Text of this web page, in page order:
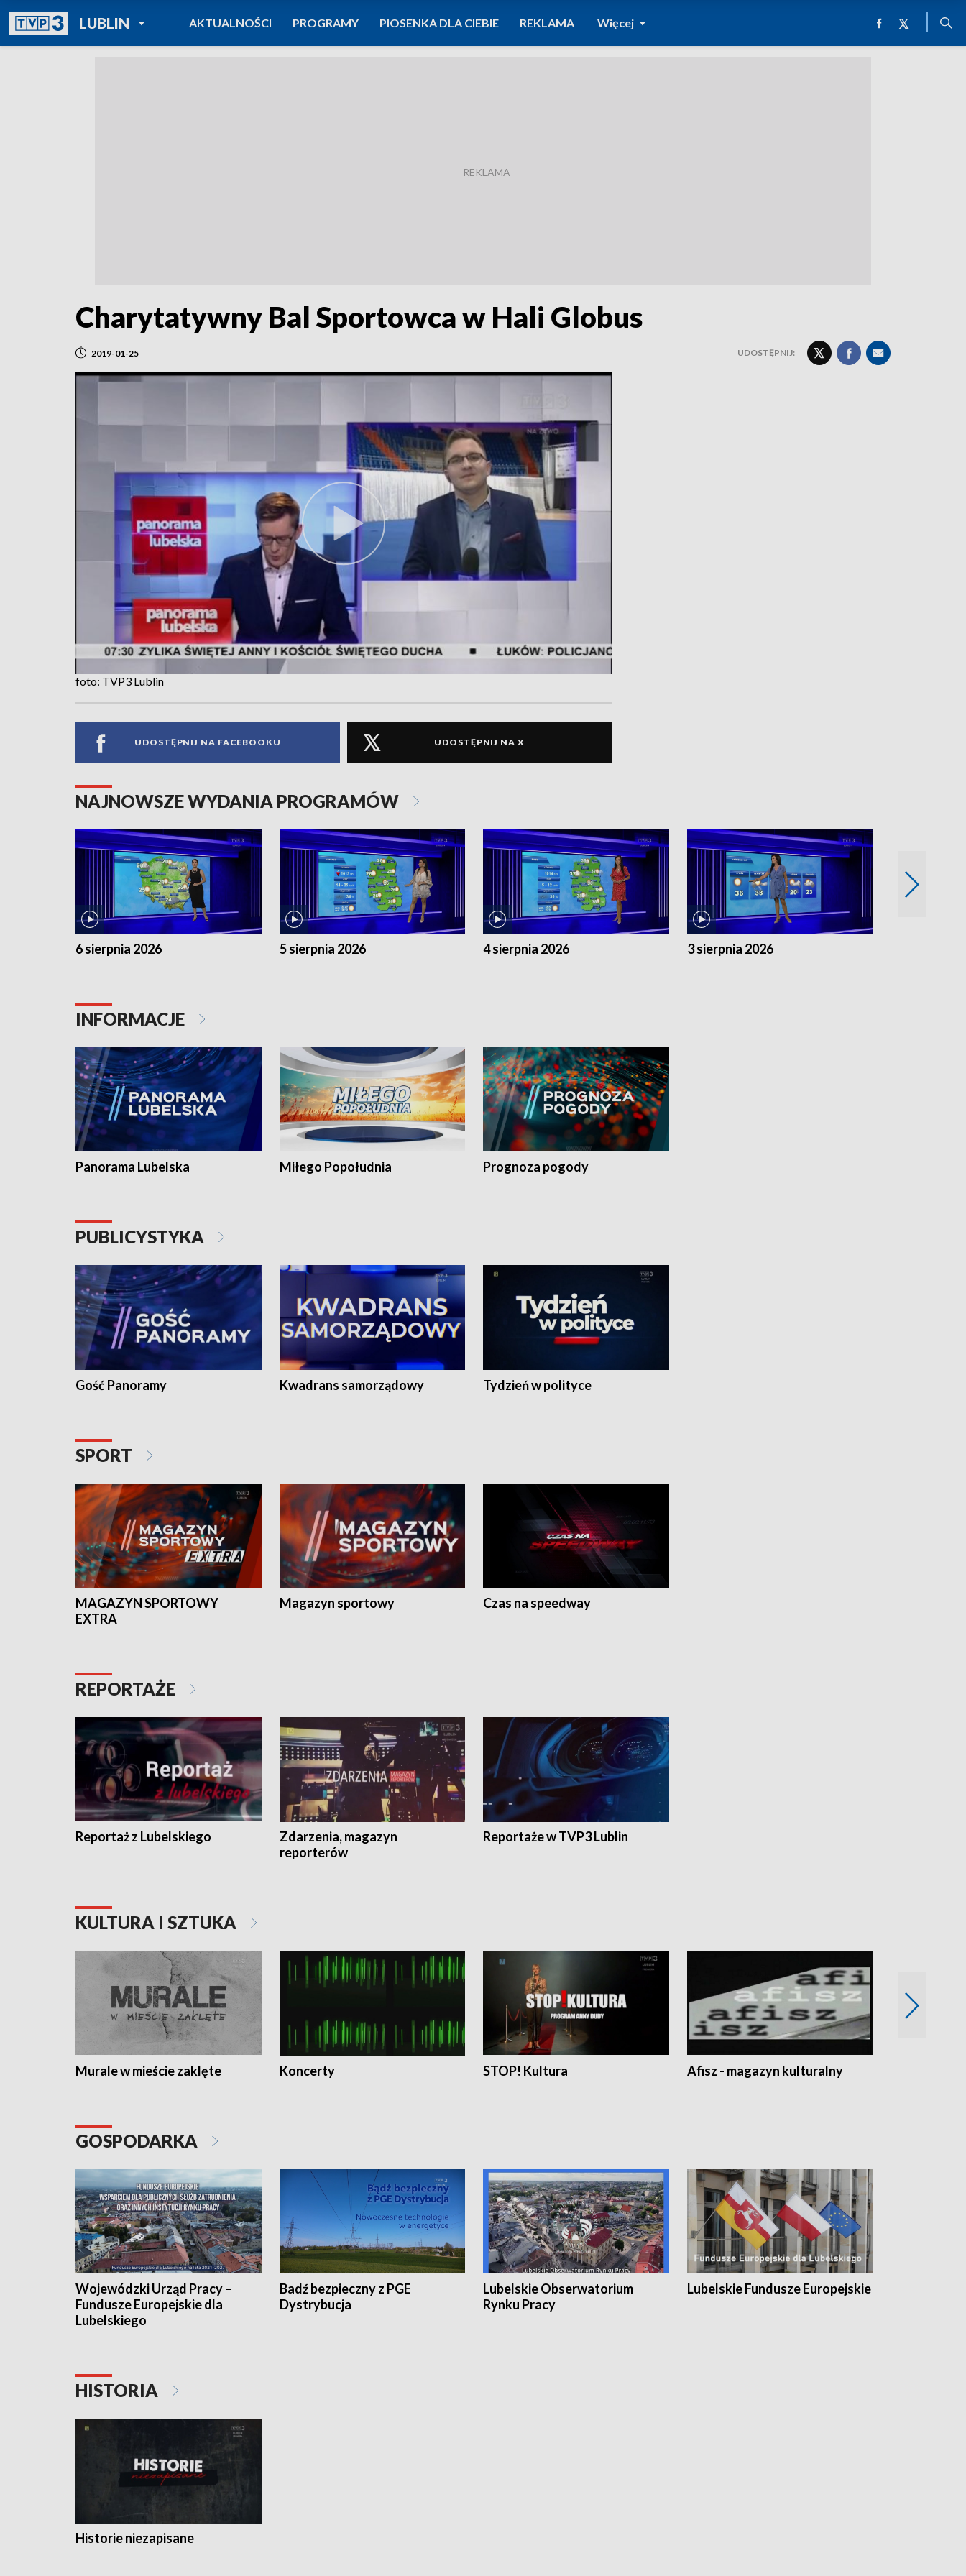
LUBLINPOWRÓT DO
TVP REGIONY
AKTUALNOŚCI PROGRAMY PIOSENKA DLA CIEBIE REKLAMA Więcej
Charytatywny Bal Sportowca w Hali Globus
2019-01-25 UDOSTĘPNIJ:
foto: TVP3 Lublin
UDOSTĘPNIJ NA FACEBOOKU UDOSTĘPNIJ NA X
NAJNOWSZE WYDANIA PROGRAMÓW
6 sierpnia 2026 5 sierpnia 2026 4 sierpnia 2026 3 sierpnia 2026
INFORMACJE
Panorama Lubelska Miłego Popołudnia Prognoza pogody
PUBLICYSTYKA
Gość Panoramy Kwadrans samorządowy Tydzień w polityce
SPORT
MAGAZYN SPORTOWY
EXTRA
Magazyn sportowy Czas na speedway
REPORTAŻE
Reportaż z Lubelskiego
Zdarzenia, magazyn
reporterów
Reportaże w TVP3 Lublin
KULTURA I SZTUKA
Murale w mieście zaklęte Koncerty STOP! Kultura Afisz - magazyn kulturalny
GOSPODARKA
Wojewódzki Urząd Pracy –
Fundusze Europejskie dla
Lubelskiego
Badź bezpieczny z PGE
Dystrybucja
Lubelskie Obserwatorium
Rynku Pracy
Lubelskie Fundusze Europejskie
HISTORIA
Historie niezapisane